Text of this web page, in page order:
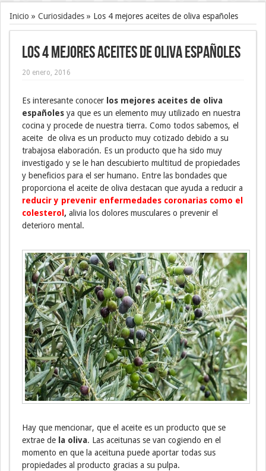
Inicio » Curiosidades » Los 4 mejores aceites de oliva españoles
Los 4 mejores aceites de oliva españoles
20 enero, 2016
Es interesante conocer los mejores aceites de oliva
españoles ya que es un elemento muy utilizado en nuestra
cocina y procede de nuestra tierra. Como todos sabemos, el
aceite de oliva es un producto muy cotizado debido a su
trabajosa elaboración. Es un producto que ha sido muy
investigado y se le han descubierto multitud de propiedades
y beneficios para el ser humano. Entre las bondades que
proporciona el aceite de oliva destacan que ayuda a reducir a
reducir y prevenir enfermedades coronarias como el
colesterol , alivia los dolores musculares o prevenir el
deterioro mental.
Hay que mencionar, que el aceite es un producto que se
extrae de la oliva. Las aceitunas se van cogiendo en el
momento en que la aceituna puede aportar todas sus
propiedades al producto gracias a su pulpa.